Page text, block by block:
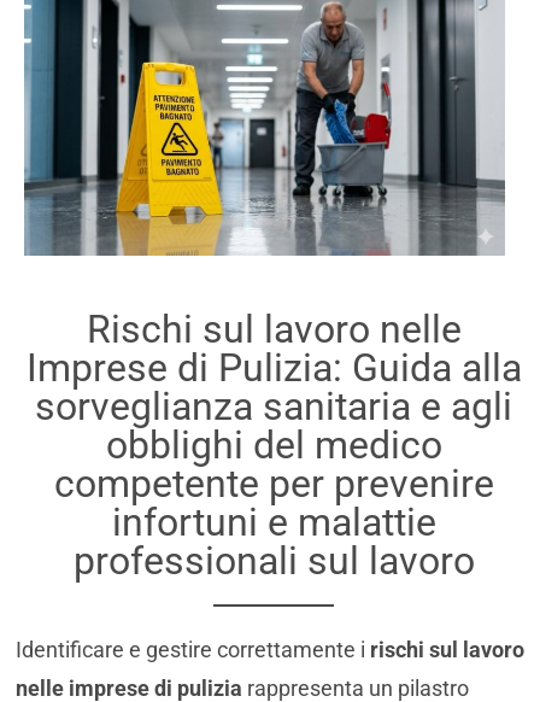
Rischi sul lavoro nelle
Imprese di Pulizia: Guida alla
sorveglianza sanitaria e agli
obblighi del medico
competente per prevenire
infortuni e malattie
professionali sul lavoro
Identificare e gestire correttamente i rischi sul lavoro
nelle imprese di pulizia rappresenta un pilastro